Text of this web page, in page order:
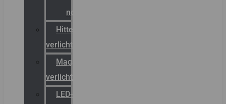
noodverlichting
Hittebestendige
verlichting
Magazijn
verlichting
LED-